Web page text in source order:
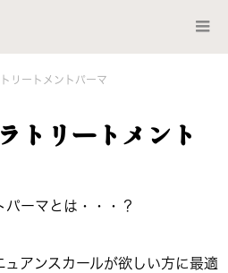
リートメントパーマ
トリートメント
パーマとは・・・？
アンスカールが欲しい方に最適